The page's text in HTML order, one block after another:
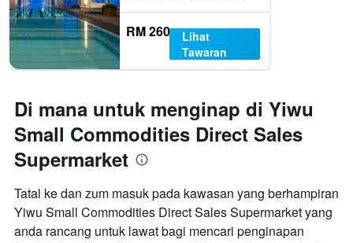
RM 260
Lihat
Tawaran
Di mana untuk menginap di Yiwu
Small Commodities Direct Sales
Supermarket
Tatal ke dan zum masuk pada kawasan yang berhampiran
Yiwu Small Commodities Direct Sales Supermarket yang
anda rancang untuk lawat bagi mencari penginapan